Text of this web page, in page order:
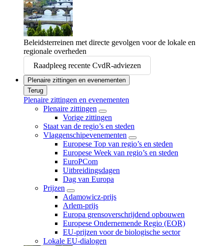
Beleidsterreinen met directe gevolgen voor de lokale en
regionale overheden
Raadpleeg recente CvdR-adviezen
Plenaire zittingen en evenementen
Terug
Plenaire zittingen en evenementen
Plenaire zittingen
Vorige zittingen
Staat van de regio’s en steden
Vlaggenschipevenementen
Europese Top van regio’s en steden
Europese Week van regio’s en steden
EuroPCom
Uitbreidingsdagen
Dag van Europa
Prijzen
Adamowicz-prijs
Arlem-prijs
Europa grensoverschrijdend opbouwen
Europese Ondernemende Regio (EOR)
EU-prijzen voor de biologische sector
Lokale EU-dialogen